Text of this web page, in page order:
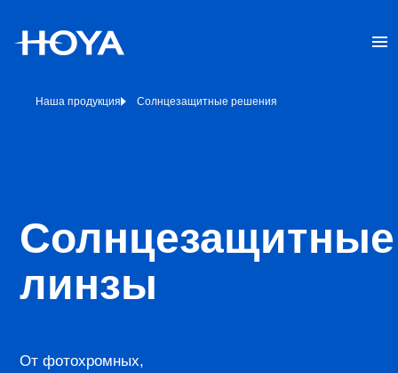
Наша продукция Солнцезащитные решения
От фотохромных,
Солнцезащитные
линзы